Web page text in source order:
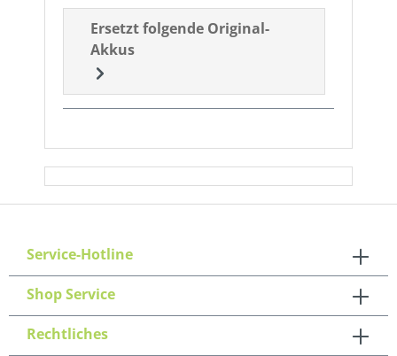
Ersetzt folgende Original-
Akkus
Service-Hotline
Shop Service
Rechtliches